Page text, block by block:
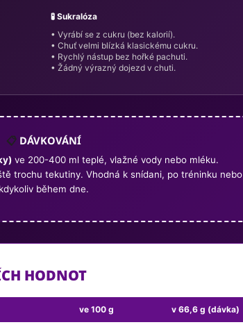
🧪 Sukralóza
• Vyrábí se z cukru (bez kalorií).
• Chuť velmi blízká klasickému cukru.
• Rychlý nástup bez hořké pachuti.
• Žádný výrazný dojezd v chuti.
📋 DÁVKOVÁNÍ
ve 200-400 ml teplé, vlažné vody nebo mléku.
trochu tekutiny. Vhodná k snídani, po tréninku nebo
kdykoliv během dne.
HODNOT
ve 100 g v 66,6 g (dávka)